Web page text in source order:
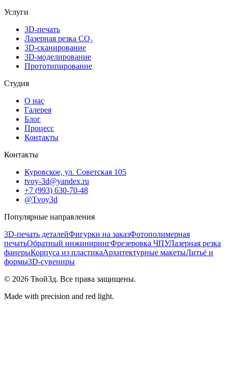
Услуги
3D-печать
Лазерная резка CO₂
3D-сканирование
3D-моделирование
Прототипирование
Студия
О нас
Галерея
Блог
Процесс
Контакты
Контакты
Куровское, ул. Советская 105
tvoy-3d@yandex.ru
+7 (993) 630-70-48
@Tvoy3d
Популярные направления
3D-печать деталейФигурки на заказФотополимерная
печатьОбратный инжинирингФрезеровка ЧПУЛазерная резка
фанерыКорпуса из пластикаАрхитектурные макетыЛитьё и
формы3D-сувениры
© 2026 Твой3д. Все права защищены.
Made with precision and red light.